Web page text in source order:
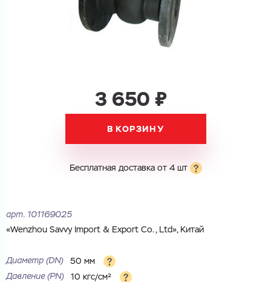
Купить как физ. лицо
Электронная почта
Город
Номер телефона
Cоглашаюсь на обработку
Запросить КП
3 650 ₽
В КОРЗИНУ
Бесплатная доставка от 4 шт
арт. 101169025
«Wenzhou Savvy Import & Export Co., Ltd», Китай
Диаметр (DN)
50 мм
Давление (PN)
10 кгс/см²